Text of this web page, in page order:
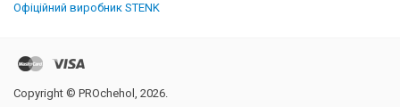
Офіційний виробник STENK
Copyright © PROchehol, 2026.